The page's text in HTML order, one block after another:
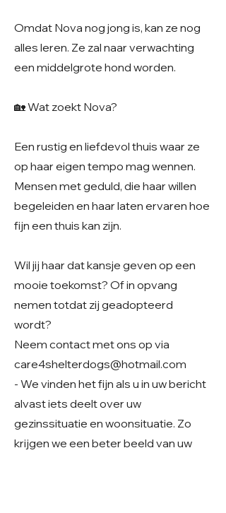
Omdat Nova nog jong is, kan ze nog
alles leren. Ze zal naar verwachting
een middelgrote hond worden.
🏡 Wat zoekt Nova?
Een rustig en liefdevol thuis waar ze
op haar eigen tempo mag wennen.
Mensen met geduld, die haar willen
begeleiden en haar laten ervaren hoe
fijn een thuis kan zijn.
Wil jij haar dat kansje geven op een
mooie toekomst? Of in opvang
nemen totdat zij geadopteerd
wordt?
Neem contact met ons op via
care4shelterdogs@hotmail.com
- We vinden het fijn als u in uw bericht
alvast iets deelt over uw
gezinssituatie en woonsituatie. Zo
krijgen we een beter beeld van uw